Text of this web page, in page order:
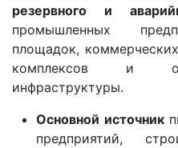
резервного и
промышленных
площадок,
комплексов и
инфраструктуры.
Основной источник
предприятий,